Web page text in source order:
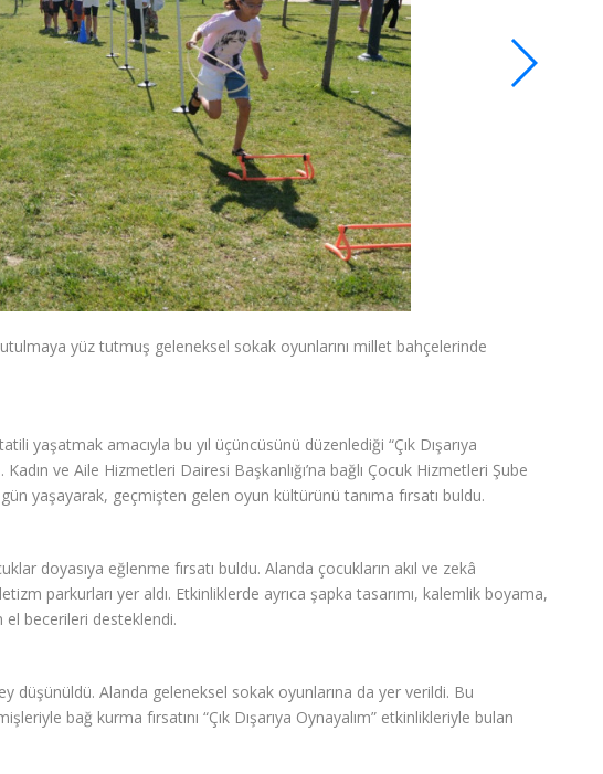
yüz tutmuş geleneksel sokak oyunlarını millet bahçelerinde
yaşatmak amacıyla bu yıl üçüncüsünü düzenlediği “Çık Dışarıya
ve Aile Hizmetleri Dairesi Başkanlığı’na bağlı Çocuk Hizmetleri Şube
yaşayarak, geçmişten gelen oyun kültürünü tanıma fırsatı buldu.
doyasıya eğlenme fırsatı buldu. Alanda çocukların akıl ve zekâ
parkurları yer aldı. Etkinliklerde ayrıca şapka tasarımı, kalemlik boyama,
el becerileri desteklendi.
düşünüldü. Alanda geleneksel sokak oyunlarına da yer verildi. Bu
bağ kurma fırsatını “Çık Dışarıya Oynayalım” etkinlikleriyle bulan